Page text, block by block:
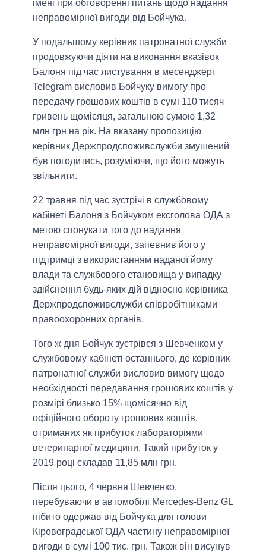
імені при обговоренні питань щодо надання
неправомірної вигоди від Бойчука.
У подальшому керівник патронатної служби
продовжуючи діяти на виконання вказівок
Балоня під час листування в месенджері
Telegram висловив Бойчуку вимогу про
передачу грошових коштів в сумі 110 тисяч
гривень щомісяця, загальною сумою 1,32
млн грн на рік. На вказану пропозицію
керівник Держпродспоживслужби змушений
був погодитись, розуміючи, що його можуть
звільнити.
22 травня під час зустрічі в службовому
кабінеті Балоня з Бойчуком ексголова ОДА з
метою спонукати того до надання
неправомірної вигоди, запевнив його у
підтримці з використанням наданої йому
влади та службового становища у випадку
здійснення будь-яких дій відносно керівника
Держпродспоживслужби співробітниками
правоохоронних органів.
Того ж дня Бойчук зустрівся з Шевченком у
службовому кабінеті останнього, де керівник
патронатної служби висловив вимогу щодо
необхідності передавання грошових коштів у
розмірі близько 15% щомісячно від
офіційного обороту грошових коштів,
отриманих як прибуток лабораторіями
ветеринарної медицини. Такий прибуток у
2019 році складав 11,85 млн грн.
Після цього, 4 червня Шевченко,
перебуваючи в автомобілі Mercedes-Benz GL
нібито одержав від Бойчука для голови
Кіровоградської ОДА частину неправомірної
вигоди в сумі 100 тис. грн. Також він висунув